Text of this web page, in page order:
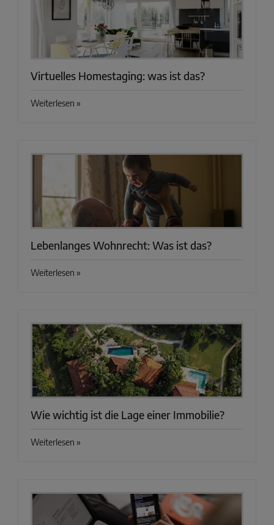
Virtuelles Homestaging: was ist das?
Weiterlesen »
Lebenlanges Wohnrecht: Was ist das?
Weiterlesen »
Wie wichtig ist die Lage einer Immobilie?
Weiterlesen »